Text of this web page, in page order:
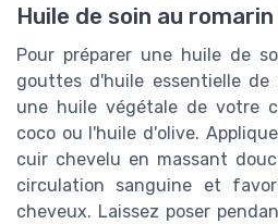
Huile de soin au romarin
Pour préparer une huile de
gouttes d'huile essentielle de
une huile végétale de votre
coco ou l'huile d'olive.
cuir chevelu en massant
circulation sanguine et
cheveux. Laissez poser